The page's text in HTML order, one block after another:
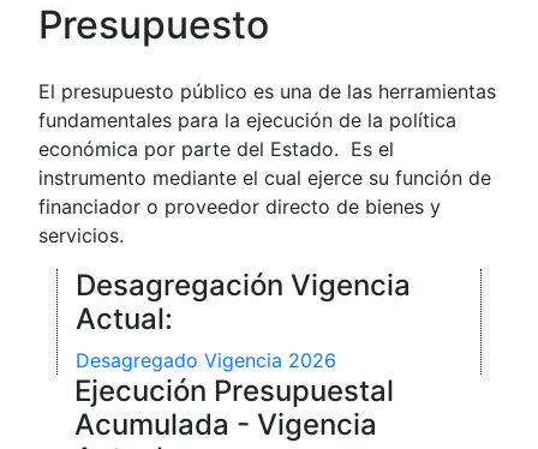
Presupuesto
El presupuesto público es una de las herramientas
fundamentales para la ejecución de la política
económica por parte del Estado. Es el
instrumento mediante el cual ejerce su función de
financiador o proveedor directo de bienes y
servicios.
Desagregación Vigencia
Actual:
Desagregado Vigencia 2026
Ejecución Presupuestal
Acumulada - Vigencia